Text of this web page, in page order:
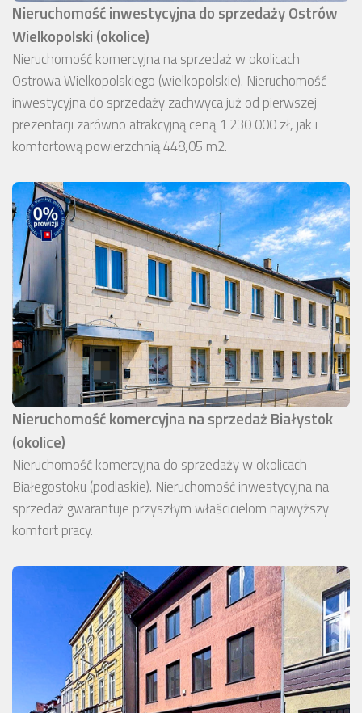
Nieruchomość inwestycyjna do sprzedaży Ostrów
Wielkopolski (okolice)
Nieruchomość komercyjna na sprzedaż w okolicach
Ostrowa Wielkopolskiego (wielkopolskie). Nieruchomość
inwestycyjna do sprzedaży zachwyca już od pierwszej
prezentacji zarówno atrakcyjną ceną 1 230 000 zł, jak i
komfortową powierzchnią 448,05 m2.
Nieruchomość komercyjna na sprzedaż Białystok
(okolice)
Nieruchomość komercyjna do sprzedaży w okolicach
Białegostoku (podlaskie). Nieruchomość inwestycyjna na
sprzedaż gwarantuje przyszłym właścicielom najwyższy
komfort pracy.